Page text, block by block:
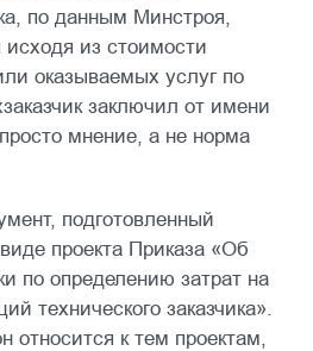
по данным Минстроя,
из стоимости
оказываемых услуг по
заключил от имени
мнение, а не норма
подготовленный
проекта Приказа «Об
по определению затрат на
технического заказчика».
относится к тем проектам,